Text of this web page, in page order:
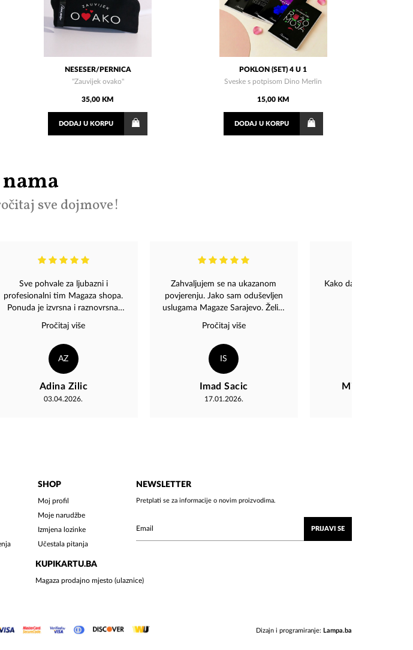
NESESER/PERNICA
"Zauvijek ovako"
35,00 KM
DODAJ U KORPU
POKLON (SET) 4 U 1
Sveske s potpisom Dino Merlin
15,00 KM
DODAJU KORPU
sve dojmove!
Sve pohvale za ljubazni i
profesionalni tim Magaza shopa.
Ponuda je izvrsna i raznovrsna,
svi ljubitelji dobre muzike mogu
naći nešto za sebe kao i poklone
za drage ljude. Preporuka svima
da posjete Magazu. ????
Pročitaj više
AZ
Adina Zilic
03.04.2026.
Zahvaljujem se na ukazanom
povjerenju. Jako sam oduševljen
uslugama Magaze Sarajevo. Želim
što prije doći posjetit radnju i
obradovat svoje bližnje nekim
poklonom .❤️
Pročitaj više
IS
Imad Sacic
17.01.2026.
Kako da ti kazem
Mirjana
SHOP
Moj profil
Moje narudžbe
Izmjena lozinke
Učestala pitanja
KUPIKARTU.BA
Magaza prodajno mjesto (ulaznice)
NEWSLETTER
Pretplati se za informacije o novim proizvodima.
PRIJAVI SE
Dizajn i programiranje: Lampa.ba